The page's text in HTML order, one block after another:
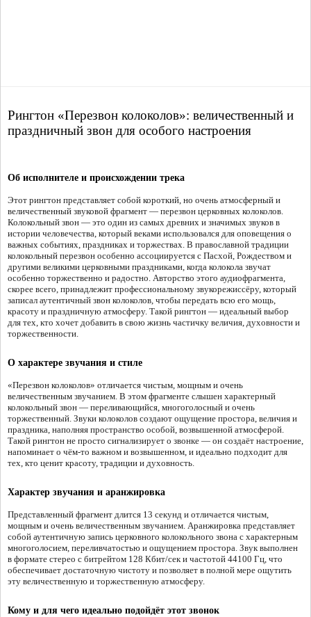
Рингтон «Перезвон колоколов»: величественный и
праздничный звон для особого настроения
Об исполнителе и происхождении трека
Этот рингтон представляет собой короткий, но очень атмосферный и
величественный звуковой фрагмент — перезвон церковных колоколов.
Колокольный звон — это один из самых древних и значимых звуков в
истории человечества, который веками использовался для оповещения о
важных событиях, праздниках и торжествах. В православной традиции
колокольный перезвон особенно ассоциируется с Пасхой, Рождеством и
другими великими церковными праздниками, когда колокола звучат
особенно торжественно и радостно. Авторство этого аудиофрагмента,
скорее всего, принадлежит профессиональному звукорежиссёру, который
записал аутентичный звон колоколов, чтобы передать всю его мощь,
красоту и праздничную атмосферу. Такой рингтон — идеальный выбор
для тех, кто хочет добавить в свою жизнь частичку величия, духовности и
торжественности.
О характере звучания и стиле
«Перезвон колоколов» отличается чистым, мощным и очень
величественным звучанием. В этом фрагменте слышен характерный
колокольный звон — переливающийся, многоголосный и очень
торжественный. Звуки колоколов создают ощущение простора, величия и
праздника, наполняя пространство особой, возвышенной атмосферой.
Такой рингтон не просто сигнализирует о звонке — он создаёт настроение,
напоминает о чём-то важном и возвышенном, и идеально подходит для
тех, кто ценит красоту, традиции и духовность.
Характер звучания и аранжировка
Представленный фрагмент длится 13 секунд и отличается чистым,
мощным и очень величественным звучанием. Аранжировка представляет
собой аутентичную запись церковного колокольного звона с характерным
многоголосием, переливчатостью и ощущением простора. Звук выполнен
в формате стерео с битрейтом 128 Кбит/сек и частотой 44100 Гц, что
обеспечивает достаточную чистоту и позволяет в полной мере ощутить
эту величественную и торжественную атмосферу.
Кому и для чего идеально подойдёт этот звонок